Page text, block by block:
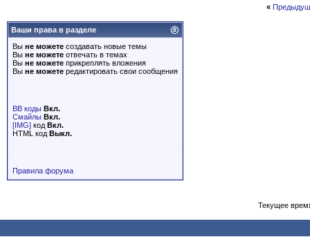
«
Ваши права в разделе
Вы не можете создавать новые темы
Вы не можете отвечать в темах
Вы не можете прикреплять вложения
Вы не можете редактировать свои сообщения
BB коды Вкл.
Смайлы Вкл.
[IMG] код Вкл.
HTML код Выкл.
Правила форума
Текущее